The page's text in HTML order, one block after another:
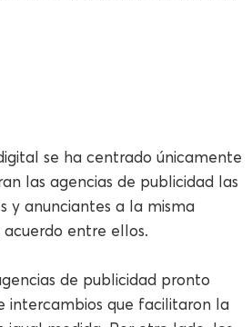
se ha centrado únicamente
las agencias de publicidad las
y anunciantes a la misma
entre ellos.
de publicidad pronto
intercambios que facilitaron la